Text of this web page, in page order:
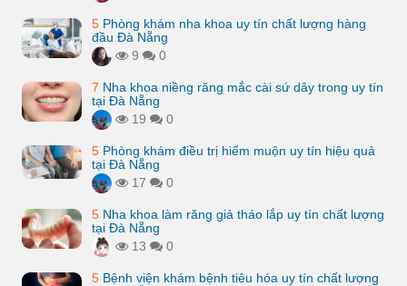
5 Phòng khám nha khoa uy tín chất lượng hàng
đầu Đà Nẵng
9
0
7 Nha khoa niềng răng mắc cài sứ dây trong uy tín
tại Đà Nẵng
19
0
5 Phòng khám điều trị hiếm muộn uy tín hiệu quả
tại Đà Nẵng
17
0
5 Nha khoa làm răng giả tháo lắp uy tín chất lượng
tại Đà Nẵng
13
0
5 Bệnh viện khám bệnh tiêu hóa uy tín chất lượng